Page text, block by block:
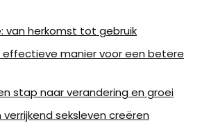
van herkomst tot gebruik
manier voor een betere
stap naar verandering en groei
seksleven creëren